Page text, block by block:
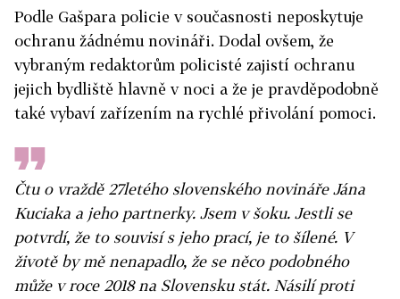
Podle Gašpara policie v současnosti neposkytuje
ochranu žádnému novináři. Dodal ovšem, že
vybraným redaktorům policisté zajistí ochranu
jejich bydliště hlavně v noci a že je pravděpodobně
také vybaví zařízením na rychlé přivolání pomoci.
Čtu o vraždě 27letého slovenského novináře Jána
Kuciaka a jeho partnerky. Jsem v šoku. Jestli se
potvrdí, že to souvisí s jeho prací, je to šílené. V
životě by mě nenapadlo, že se něco podobného
může v roce 2018 na Slovensku stát. Násilí proti